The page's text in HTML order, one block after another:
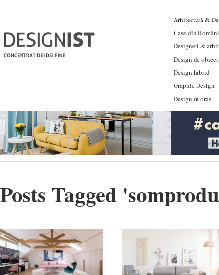
Arhitectură &
Case din
Designeri &
Design de obiect
Design hibrid
Graphic Design
Design în oraș
Posts Tagged '